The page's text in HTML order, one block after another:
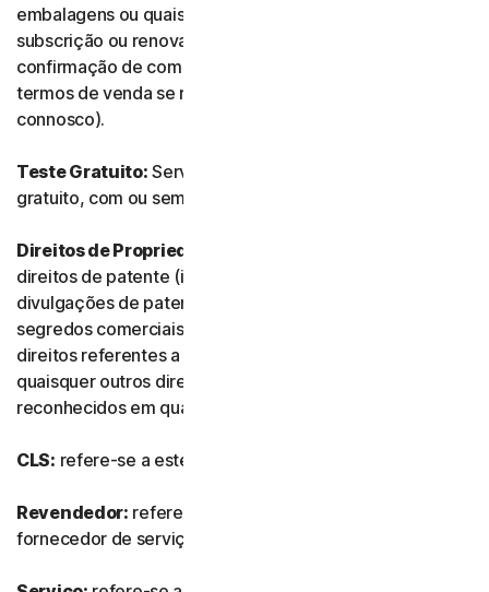
embalagens ou quaisquer informações de compra,
subscrição ou renovação, como recibos ou e-mails de
confirmação de compra, subscrição ou renovação, e os
termos de venda se realizar a transação diretamente
connosco).
Teste Gratuito: Serviço oferecido com base num teste
gratuito, com ou sem limite de tempo.
Direitos de Propriedade Intelectual:
direitos de patente (incluindo, sem limitação, pedidos e
divulgações de patente), invenções, direitos de autor,
segredos comerciais, direitos morais, know-how,
direitos referentes a dados e bases de dados e
quaisquer outros direitos de propriedade intelectual
reconhecidos em qualquer país ou jurisdição do mundo.
CLS: refere-se a este Contrato de Licença e Serviços.
Revendedor: refere-se a qualquer revendedor ou
fornecedor de serviços de TI autorizado por nós.